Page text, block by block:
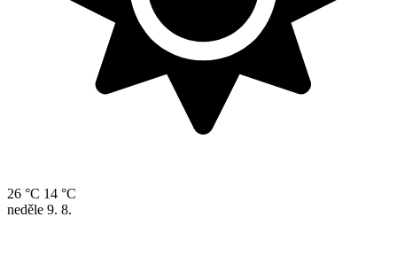
26 °C 14 °C
neděle 9. 8.